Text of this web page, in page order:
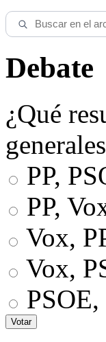
Debate
¿Qué
PP,
PP,
Vox,
Vox,
PSOE,